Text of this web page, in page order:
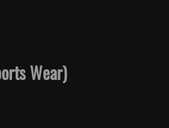
Wear)